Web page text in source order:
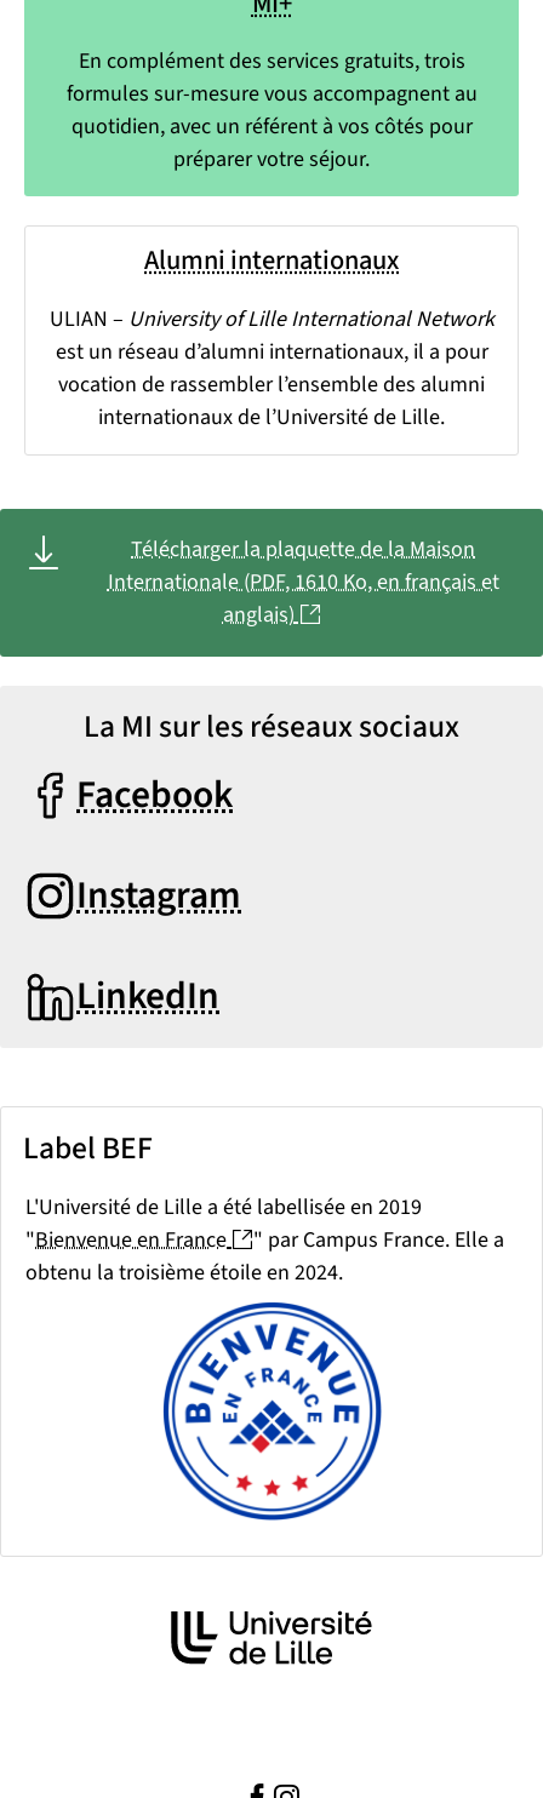
En complément des services gratuits, trois
formules sur-mesure vous accompagnent au
quotidien, avec un référent à vos côtés pour
préparer votre séjour.
Alumni internationaux
ULIAN – University of Lille International Network
est un réseau d’alumni internationaux, il a pour
vocation de rassembler l’ensemble des alumni
internationaux de l’Université de Lille.
Télécharger la plaquette de la Maison
Internationale (PDF, 1610 Ko, en français et
anglais)
(nouvelle fenêtre)
La MI sur les réseaux sociaux
Facebook
Instagram
LinkedIn
Label BEF
L'Université de Lille a été labellisée en 2019
"Bienvenue en France (nouvelle fenêtre)
" par Campus France. Elle a
obtenu la troisième étoile en 2024.